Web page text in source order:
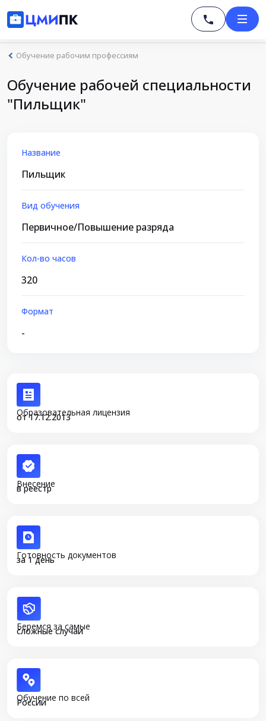
Обучение рабочим профессиям
Обучение рабочей специальности
"Пильщик"
Название
Пильщик
Вид обучения
Первичное/Повышение разряда
Кол-во часов
320
Формат
-
Образовательная лицензия
от 17.12.2013
Внесение
в реестр
Готовность документов
за 1 день
Беремся за самые
сложные случаи
Обучение по всей
России